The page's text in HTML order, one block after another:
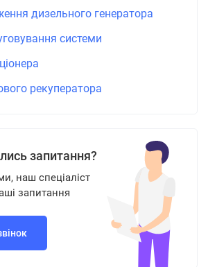
дизельного генератора
системи
рекуператора
запитання?
наш спеціаліст
запитання